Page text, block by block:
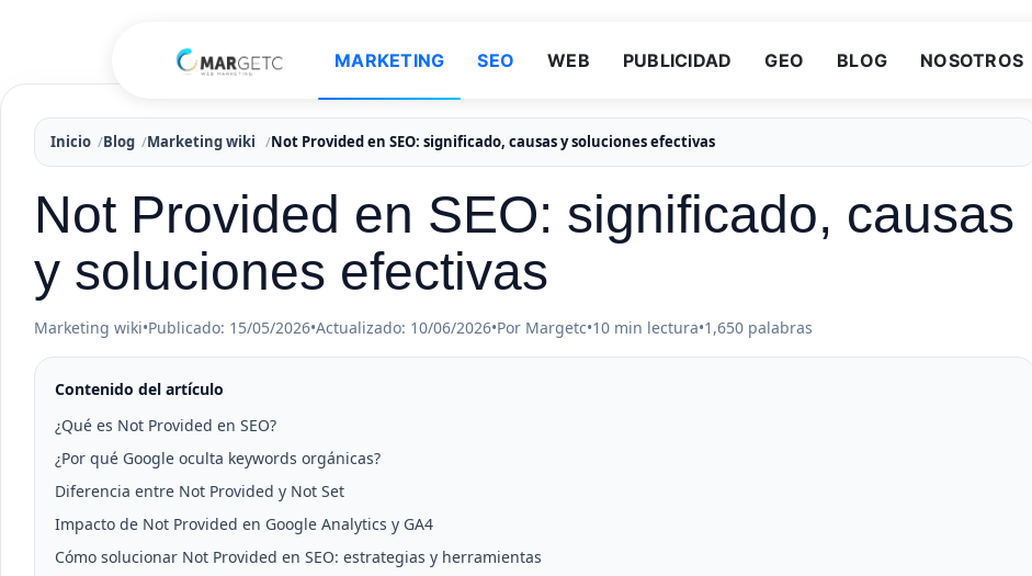
MARKETING SEO WEB PUBLICIDAD GEO BLOG NOSOTROS
Inicio Blog Marketing wiki Not Provided en SEO: significado, causas y soluciones efectivas
Not Provided en SEO: significado, causas
y soluciones efectivas
Marketing wiki•Publicado: 15/05/2026•Actualizado: 10/06/2026•Por Margetc•10 min lectura•1,650 palabras
Contenido del artículo
¿Qué es Not Provided en SEO?
¿Por qué Google oculta keywords orgánicas?
Diferencia entre Not Provided y Not Set
Impacto de Not Provided en Google Analytics y GA4
Cómo solucionar Not Provided en SEO: estrategias y herramientas